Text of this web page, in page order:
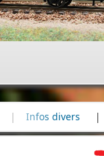
Commémoration